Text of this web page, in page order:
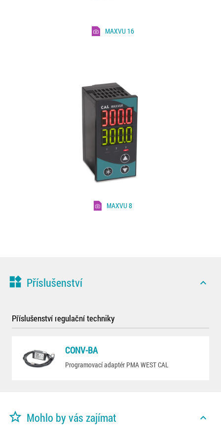
MAXVU 16
MAXVU 8
widgets Příslušenství expand_less
Příslušenství regulační techniky
CONV-BA
Programovací adaptér PMA WEST CAL
star_border Mohlo by vás zajímat expand_less